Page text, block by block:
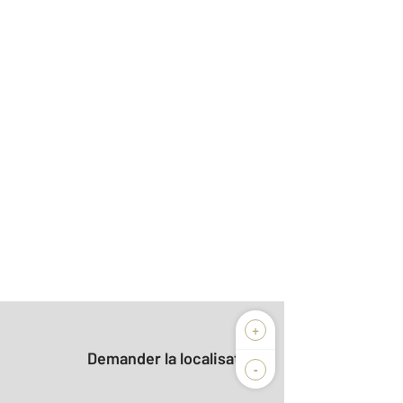
+
-
Demander la localisation